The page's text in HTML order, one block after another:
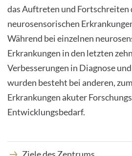
Impressum
Datenschutz
das Auftreten und Fortschreiten
neurosensorischen
Während bei einzelnen
Erkrankungen in den letzten
Verbesserungen in Diagnose
wurden besteht bei anderen,
Erkrankungen akuter
Entwicklungsbedarf.